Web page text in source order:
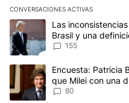
CONVERSACIONES ACTIVAS
Este listado muestra los
Un artículo de tendencia con
Las
Brasil y una
concepto antiguo"
155
Un artículo de tendencia
Encuesta: Patricia
que Milei con una
negativa
80